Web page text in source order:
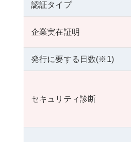
認証タイプ
企業実在証明
発行に要する日数(※1)
セキュリティ診断